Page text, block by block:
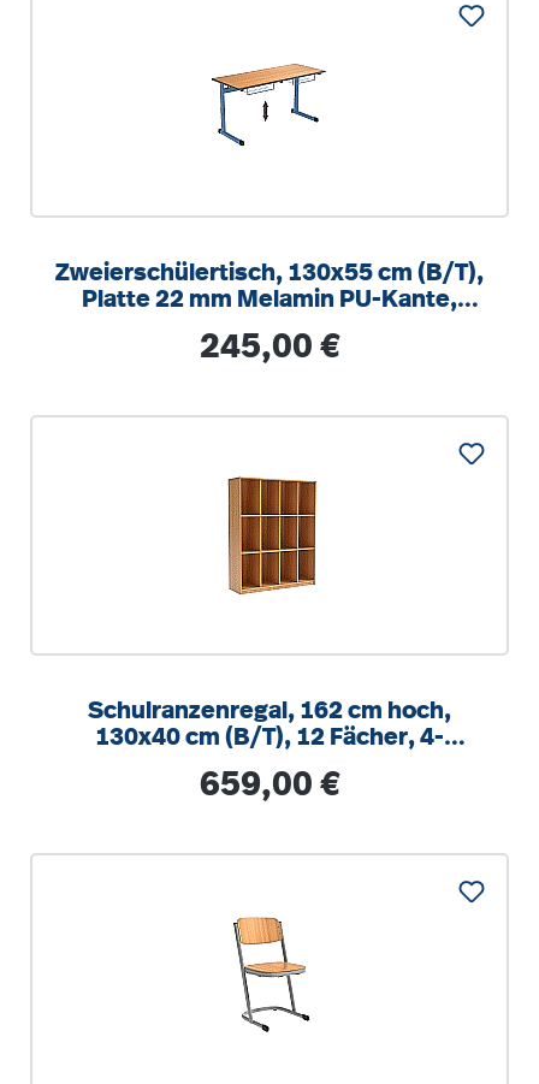
Zweierschülertisch, 130x55 cm (B/T),
Platte 22 mm Melamin PU-Kante,
Regulärer Preis:
245,00 €
Schulranzenregal, 162 cm hoch,
130x40 cm (B/T), 12 Fächer, 4-
Regulärer Preis:
659,00 €